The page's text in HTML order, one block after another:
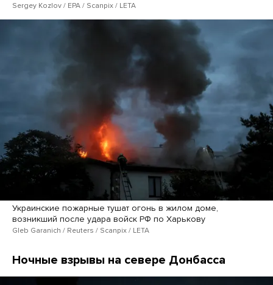
Sergey Kozlov / EPA / Scanpix / LETA
Украинские пожарные тушат огонь в жилом доме,
возникший после удара войск РФ по Харькову
Gleb Garanich / Reuters / Scanpix / LETA
Ночные взрывы на севере Донбасса